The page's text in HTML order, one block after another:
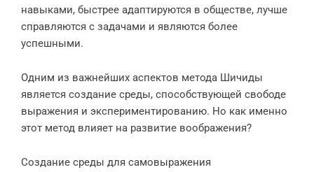
навыками, быстрее адаптируются в обществе, лучше
справляются с задачами и являются более
успешными.
Одним из важнейших аспектов метода Шичиды
является создание среды, способствующей свободе
выражения и экспериментированию. Но как именно
этот метод влияет на развитие воображения?
Создание среды для самовыражения